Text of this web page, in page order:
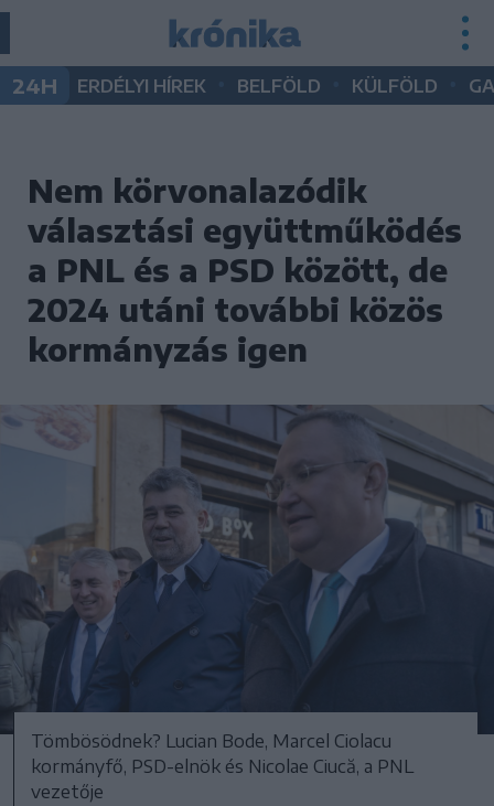
24H ERDÉLYI HÍREK BELFÖLD KÜLFÖLD
Nem körvonalazódik
választási együttműködés
a PNL és a PSD között, de
2024 utáni további közös
kormányzás igen
Tömbösödnek? Lucian Bode, Marcel Ciolacu
kormányfő, PSD-elnök és Nicolae Ciucă, a PNL
vezetője